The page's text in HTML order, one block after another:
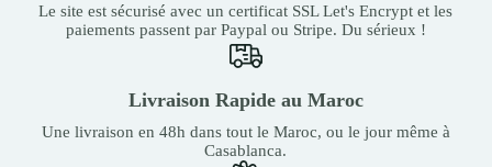
Le site est sécurisé avec un certificat SSL Let's Encrypt et les
paiements passent par Paypal ou Stripe. Du sérieux !
Livraison Rapide au Maroc
Une livraison en 48h dans tout le Maroc, ou le jour même à
Casablanca.